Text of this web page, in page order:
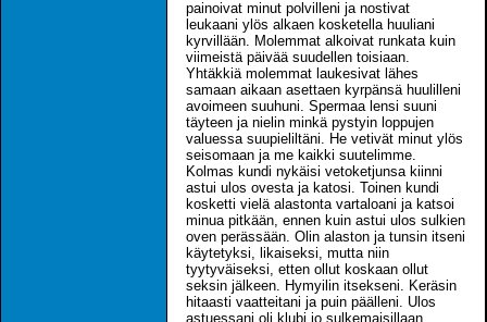
painoivat minut polvilleni ja nostivat
leukaani ylös alkaen kosketella huuliani
kyrvillään. Molemmat alkoivat runkata kuin
viimeistä päivää suudellen toisiaan.
Yhtäkkiä molemmat laukesivat lähes
samaan aikaan asettaen kyrpänsä huulilleni
avoimeen suuhuni. Spermaa lensi suuni
täyteen ja nielin minkä pystyin loppujen
valuessa suupieliltäni. He vetivät minut ylös
seisomaan ja me kaikki suutelimme.
Kolmas kundi nykäisi vetoketjunsa kiinni
astui ulos ovesta ja katosi. Toinen kundi
kosketti vielä alastonta vartaloani ja katsoi
minua pitkään, ennen kuin astui ulos sulkien
oven perässään. Olin alaston ja tunsin itseni
käytetyksi, likaiseksi, mutta niin
tyytyväiseksi, etten ollut koskaan ollut
seksin jälkeen. Hymyilin itsekseni. Keräsin
hitaasti vaatteitani ja puin päälleni. Ulos
astuessani oli klubi jo sulkemaisillaan,